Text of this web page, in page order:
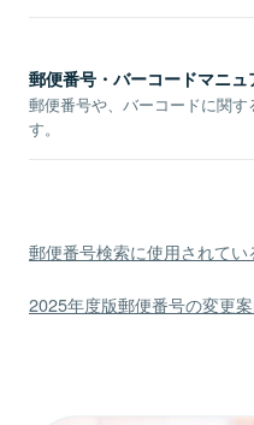
郵便番号・バーコードマニュ
郵便番号や、バーコードに関
す。
郵便番号検索に使用されてい
2025年度版郵便番号の変更